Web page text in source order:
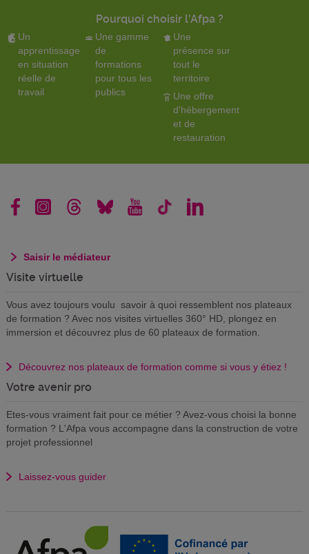
Pourquoi choisir l'Afpa ?
Un
apprentissage
en situation
réelle de
travail
Une gamme
de
formations
pour tous les
publics
Une
présence sur
tout le
territoire
Une offre
d'hébergement
et de
restauration
Saisir le médiateur
Visite virtuelle
Vous avez toujours voulu savoir à quoi ressemblent nos plateaux
de formation ? Avec nos visites virtuelles 360° HD, plongez en
immersion et découvrez plus de 60 plateaux de formation.
Découvrez nos plateaux de formation comme si vous y étiez !
Votre avenir pro
Etes-vous vraiment fait pour ce métier ? Avez-vous choisi la bonne
formation ? L'Afpa vous accompagne dans la construction de votre
projet professionnel
Laissez-vous guider